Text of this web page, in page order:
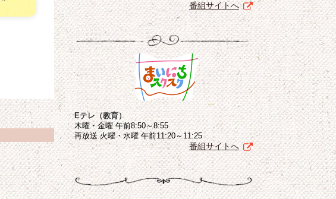
番組サイトへ
Eテレ（教育）
木曜・金曜 午前8:50～8:55
再放送 火曜・水曜 午前11:20～11:25
番組サイトへ